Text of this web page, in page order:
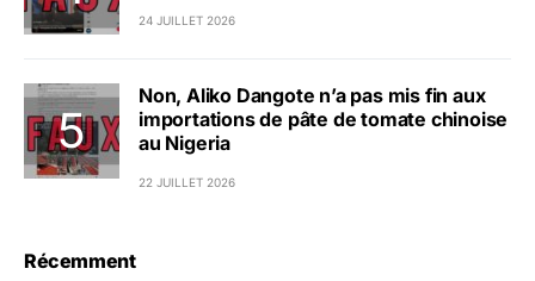
24 JUILLET 2026
Non, Aliko Dangote n’a pas mis fin aux
importations de pâte de tomate chinoise
au Nigeria
22 JUILLET 2026
Récemment